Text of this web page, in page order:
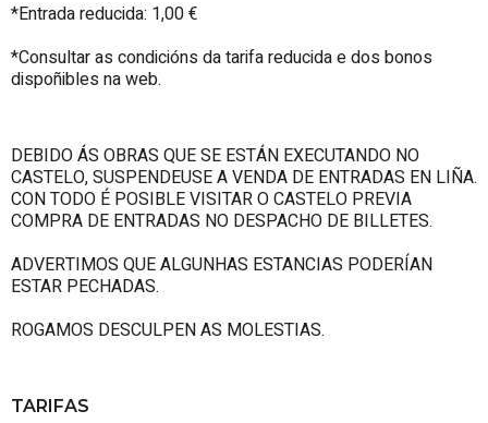
*Entrada reducida: 1,00 €
*Consultar as condicións da tarifa reducida e dos bonos
dispoñibles na web.
DEBIDO ÁS OBRAS QUE SE ESTÁN EXECUTANDO NO
CASTELO, SUSPENDEUSE A VENDA DE ENTRADAS EN LIÑA.
CON TODO É POSIBLE VISITAR O CASTELO PREVIA
COMPRA DE ENTRADAS NO DESPACHO DE BILLETES.
ADVERTIMOS QUE ALGUNHAS ESTANCIAS PODERÍAN
ESTAR PECHADAS.
ROGAMOS DESCULPEN AS MOLESTIAS.
TARIFAS